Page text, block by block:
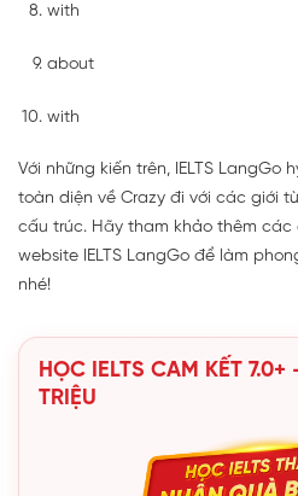
with
about
with
Với những kiến trên, IELTS LangGo
toàn diện về Crazy đi với các giới
cấu trúc. Hãy tham khảo thêm
website IELTS LangGo để làm
nhé!
HỌC IELTS CAM KẾT
TRIỆU